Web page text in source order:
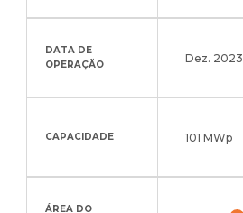
DATA DE
OPERAÇÃO
Dez. 2023
CAPACIDADE 101 MWp
ÁREA DO